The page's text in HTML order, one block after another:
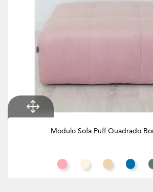
Modulo Sofa Puff Quadrado
Salmão Branco Creme
Toffee Azul